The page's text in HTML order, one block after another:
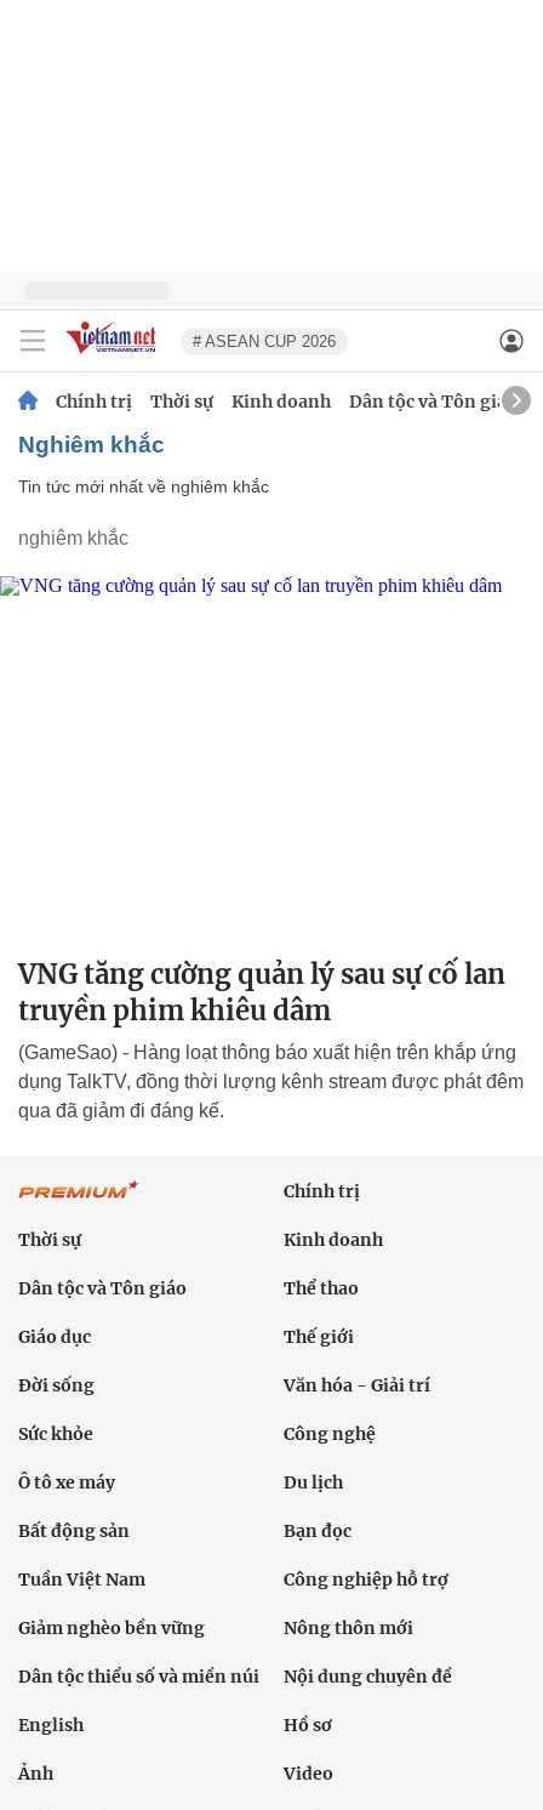
# ASEAN CUP 2026
Chính trị Thời sự Kinh doanh Dân tộc và Tôn giáo
nghiêm khắc
Tin tức mới nhất về nghiêm khắc
nghiêm khắc
VNG tăng cường quản lý sau sự cố lan
truyền phim khiêu dâm
(GameSao) - Hàng loạt thông báo xuất hiện trên khắp ứng
dụng TalkTV, đồng thời lượng kênh stream được phát đêm
qua đã giảm đi đáng kể.
Chính trị
Thời sự Kinh doanh
Dân tộc và Tôn giáo Thể thao
Giáo dục Thế giới
Đời sống Văn hóa - Giải trí
Sức khỏe Công nghệ
Ô tô xe máy Du lịch
Bất động sản Bạn đọc
Tuần Việt Nam Công nghiệp hỗ trợ
Giảm nghèo bền vững Nông thôn mới
Dân tộc thiểu số và miền núi Nội dung chuyên đề
English Hồ sơ
Ảnh Video